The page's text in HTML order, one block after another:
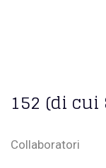
152 (di
Collaboratori